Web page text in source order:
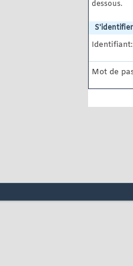
dessous.
S'identifier
Identifiant:
Mot de